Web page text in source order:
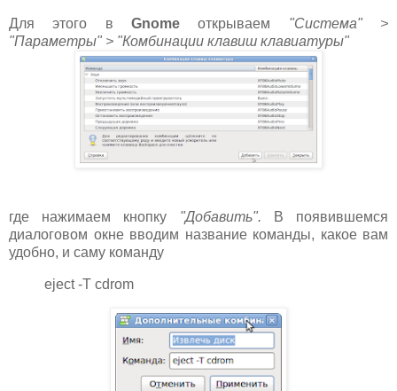
Для этого в Gnome открываем "Система" >
"Параметры" > "Комбинации клавиш клавиатуры"
где нажимаем кнопку "Добавить".
В появившемся
диалоговом окне вводим название команды, какое вам
удобно, и саму команду
eject -T cdrom